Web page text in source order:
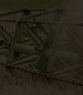
Dostawy
Praca